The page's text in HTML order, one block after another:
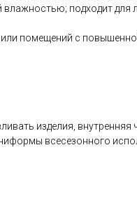
подходит для
помещений с
изделия,
всесезонного